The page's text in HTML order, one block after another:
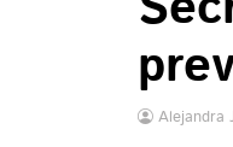
Alejandra